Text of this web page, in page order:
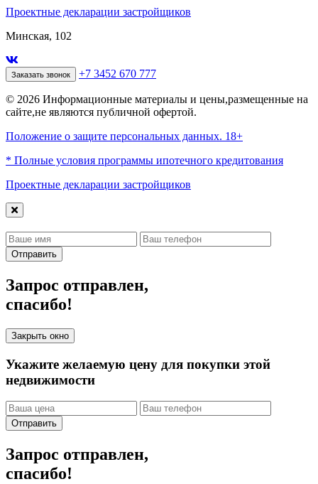
Проектные декларации застройщиков
Минская, 102
Заказать звонок +7 3452 670 777
© 2026 Информационные материалы и цены,размещенные на
сайте,не являются публичной офертой.
Положение о защите персональных данных. 18+
* Полные условия программы ипотечного кредитования
Проектные декларации застройщиков
Отправить
Запрос отправлен,
спасибо!
Закрыть окно
Укажите желаемую цену для покупки этой
недвижимости
Отправить
Запрос отправлен,
спасибо!